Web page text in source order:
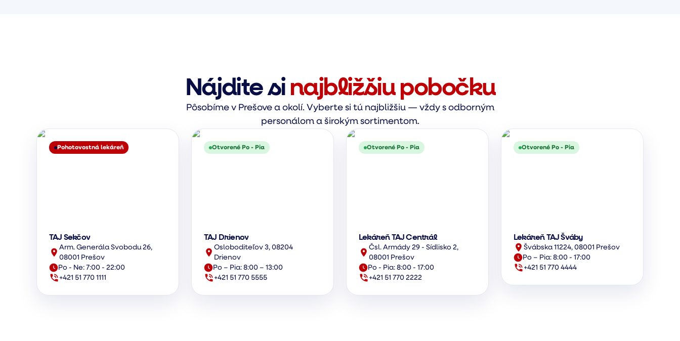
Nájdite si najbližšiu pobočku
Pôsobíme v Prešove a okolí. Vyberte si tú najbližšiu — vždy s odborným
personálom a širokým sortimentom.
Pohotovostná lekáreň
TAJ Sekčov
Arm. Generála Svobodu 26,
08001 Prešov
Po - Ne: 7:00 - 22:00
+421 51 770 1111
Otvorené Po - Pia
TAJ Drienov
Osloboditeľov 3, 08204
Drienov
Po – Pia: 8:00 – 13:00
+421 51 770 5555
Otvorené Po - Pia
Lekáreň TAJ Centrál
Čsl. Armády 29 - Sídlisko 2,
08001 Prešov
Po - Pia: 8:00 - 17:00
+421 51 770 2222
Otvorené Po - Pia
Lekáreň TAJ Šváby
Švábska 11224, 08001 Prešov
Po – Pia: 8:00 - 17:00
+421 51 770 4444